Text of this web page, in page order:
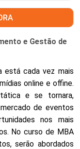
e Gestão de
está cada vez mais
online e offine.
e se tornara,
de eventos
nos mais
No curso de MBA
serão abordados